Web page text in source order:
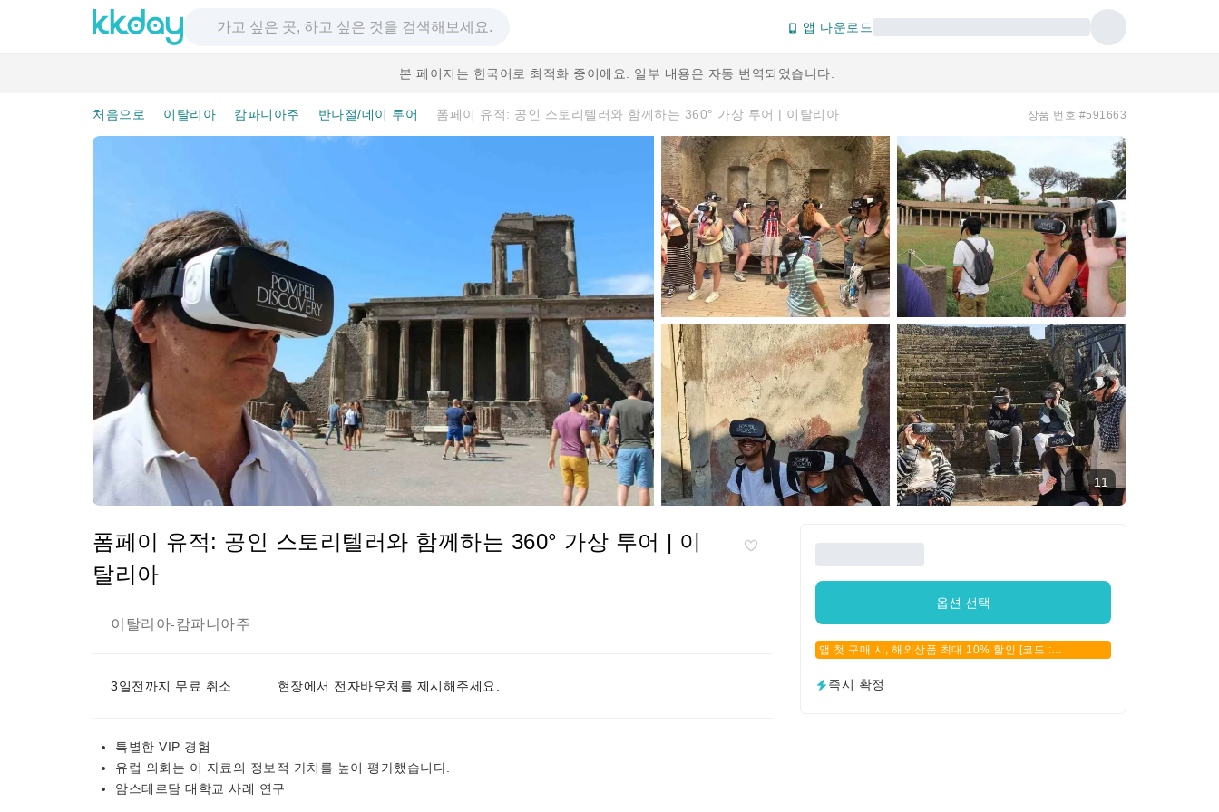
앱 다운로드
본 페이지는 한국어로 최적화 중이에요. 일부 내용은 자동 번역되었습니다.
처음으로 이탈리아 캄파니아주 반나절/데이 투어 폼페이 유적: 공인 스토리텔러와 함께하는 360° 가상 투어 | 이탈리아 상품 번호 #591663
11
폼페이 유적: 공인 스토리텔러와 함께하는 360° 가상 투어 | 이
탈리아
이탈리아-캄파니아주
3일전까지 무료 취소 현장에서 전자바우처를 제시해주세요.
특별한 VIP 경험
유럽 ​​의회는 이 자료의 정보적 가치를 높이 평가했습니다.
암스테르담 대학교 사례 연구
옵션 선택
앱 첫 구매 시, 해외상품 최대 10% 할인 [코드 :
즉시 확정